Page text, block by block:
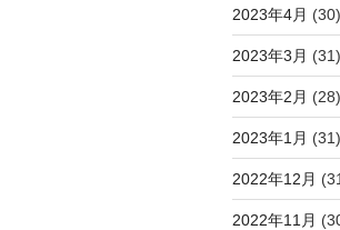
2023年4月 (30)
2023年3月 (31)
2023年2月 (28)
2023年1月 (31)
2022年12月
2022年11月